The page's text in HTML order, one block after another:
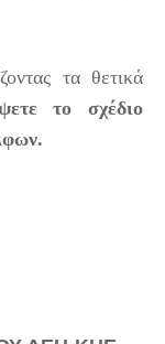
τα θετικά
το σχέδιο